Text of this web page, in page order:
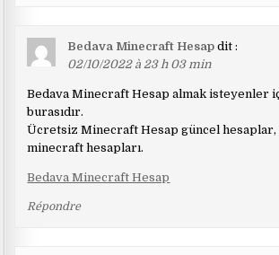
Bedava Minecraft Hesap dit :
02/10/2022 à 23 h 03 min
Bedava Minecraft Hesap almak isteyenler
burasıdır.
Ücretsiz Minecraft Hesap güncel hesaplar,
minecraft hesapları.
Bedava Minecraft Hesap
Répondre